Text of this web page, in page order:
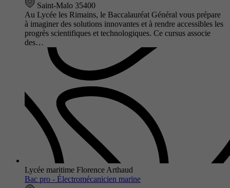
Saint-Malo 35400
Au Lycée les Rimains, le Baccalauréat Général vous prépare
à imaginer des solutions innovantes et à rendre accessibles les
progrès scientifiques et technologiques. Ce cursus associe
des…
Lycée maritime Florence Arthaud
Bac pro - Électromécanicien marine